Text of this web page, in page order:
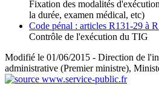
Fixation des modalités
la durée, examen médical, etc)
Code pénal : articles R131-29 à
Contrôle de l'exécution du TIG
Modifié le 01/06/2015 - Direction de
administrative (Premier ministre),